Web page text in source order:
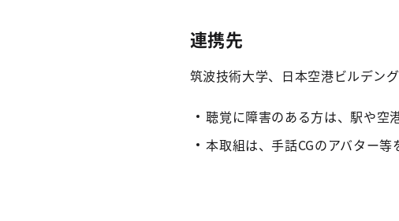
連携先
筑波技術大学、日本空港ビルデン
聴覚に障害のある方は、駅や空
本取組は、手話CGのアバター